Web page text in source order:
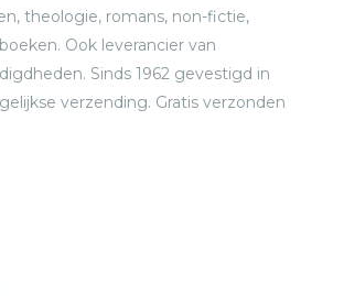
theologie, romans, non-fictie,
Ook leverancier van
Sinds 1962 gevestigd in
verzending. Gratis verzonden